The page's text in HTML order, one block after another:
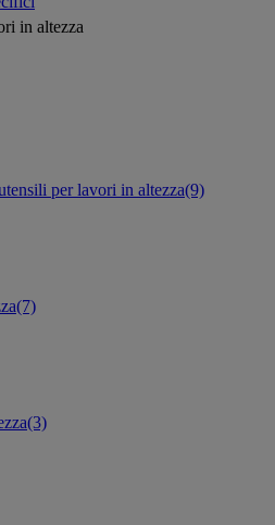
in altezza
per lavori in altezza(9)
(7)
(3)